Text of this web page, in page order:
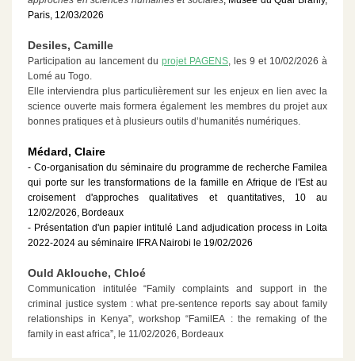
Paris, 12/03/2026
Desiles, Camille
Participation au lancement du projet PAGENS, les 9 et 10/02/2026 à
Lomé au Togo.
Elle interviendra plus particulièrement sur les enjeux en lien avec la
science ouverte mais formera également les membres du projet aux
bonnes pratiques et à plusieurs outils d’humanités numériques.
Médard, Claire
- Co-organisation du séminaire du programme de recherche Familea
qui porte sur les transformations de la famille en Afrique de l'Est au
croisement d'approches qualitatives et quantitatives, 10 au
12/02/2026, Bordeaux
- Présentation d'un papier intitulé Land adjudication process in Loita
2022-2024 au séminaire IFRA Nairobi le 19/02/2026
Ould Aklouche, Chloé
Communication intitulée “Family complaints and support in the
criminal justice system : what pre-sentence reports say about family
relationships in Kenya”, workshop “FamilEA : the remaking of the
family in east africa”, le 11/02/2026, Bordeaux